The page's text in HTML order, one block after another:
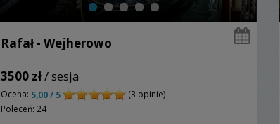
Rafał - Wejherowo
3500 zł/ sesja
Ocena: 5,00 / 5
(3 opinie)
Poleceń: 24